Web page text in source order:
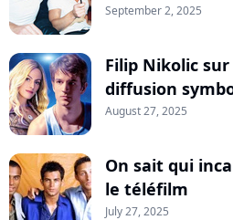
September 2, 2025
Filip Nikolic sur
diffusion
August 27, 2025
On sait qui
le téléfilm
July 27, 2025